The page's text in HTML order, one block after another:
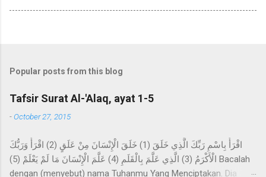
Popular posts from this blog
Tafsir Surat Al-'Alaq, ayat 1-5
-October 27, 2015
اقْرَأْ بِاسْمِ رَبِّكَ الَّذِي خَلَقَ (1) خَلَقَ الْإِنْسَانَ مِنْ عَلَقٍ (2) اقْرَأْ وَرَبُّكَ
الْأَكْرَمُ (3) الَّذِي عَلَّمَ بِالْقَلَمِ (4) عَلَّمَ الْإِنْسَانَ مَا لَمْ يَعْلَمْ (5) Bacalah
dengan (menyebut) nama Tuhanmu Yang Menciptakan. Dia